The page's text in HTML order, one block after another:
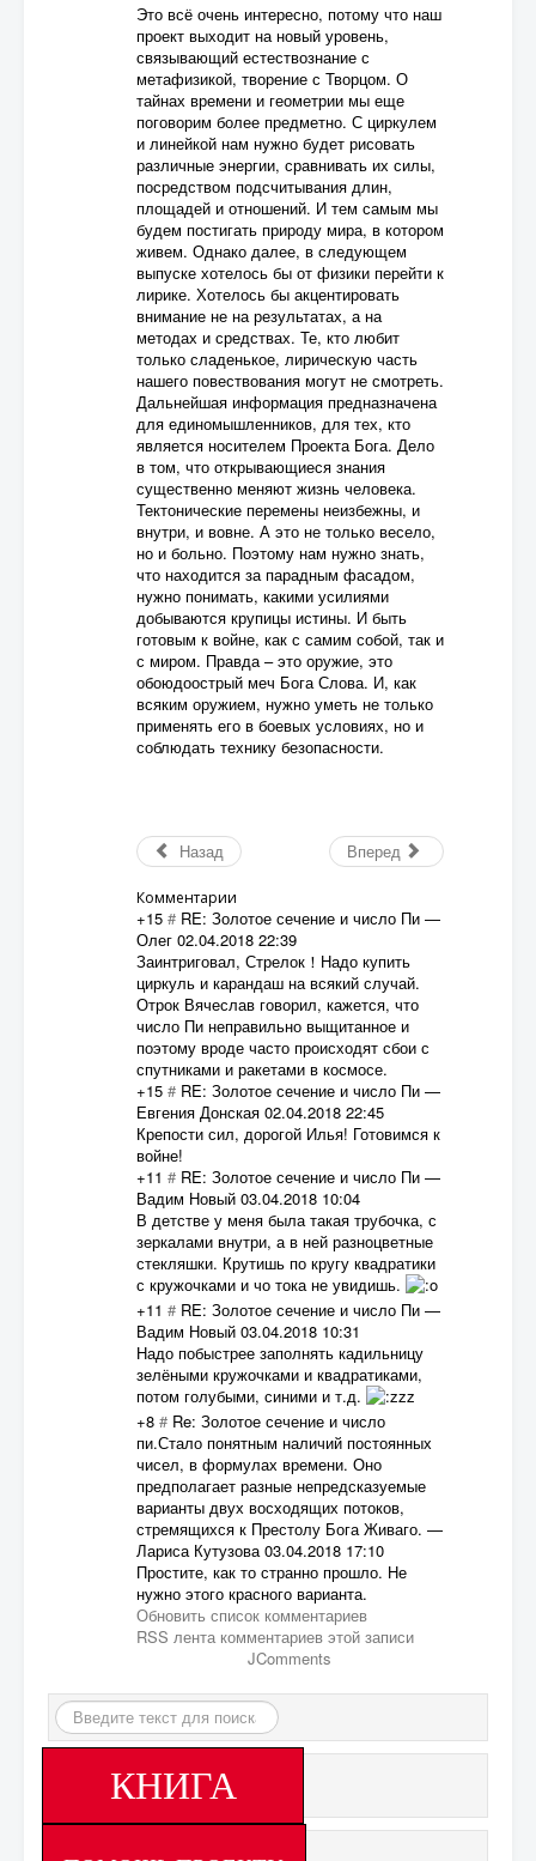
Это всё очень интересно, потому что наш
проект выходит на новый уровень,
связывающий естествознание с
метафизикой, творение с Творцом. О
тайнах времени и геометрии мы еще
поговорим более предметно. С циркулем
и линейкой нам нужно будет рисовать
различные энергии, сравнивать их силы,
посредством подсчитывания длин,
площадей и отношений. И тем самым мы
будем постигать природу мира, в котором
живем. Однако далее, в следующем
выпуске хотелось бы от физики перейти к
лирике. Хотелось бы акцентировать
внимание не на результатах, а на
методах и средствах. Те, кто любит
только сладенькое, лирическую часть
нашего повествования могут не смотреть.
Дальнейшая информация предназначена
для единомышленников, для тех, кто
является носителем Проекта Бога. Дело
в том, что открывающиеся знания
существенно меняют жизнь человека.
Тектонические перемены неизбежны, и
внутри, и вовне. А это не только весело,
но и больно. Поэтому нам нужно знать,
что находится за парадным фасадом,
нужно понимать, какими усилиями
добываются крупицы истины. И быть
готовым к войне, как с самим собой, так и
с миром. Правда – это оружие, это
обоюдоострый меч Бога Слова. И, как
всяким оружием, нужно уметь не только
применять его в боевых условиях, но и
соблюдать технику безопасности.
Назад Вперед
Комментарии
+15 # RE: Золотое сечение и число Пи—
Олег 02.04.2018 22:39
Заинтриговал, Стрелок！Надо купить
циркуль и карандаш на всякий случай.
Отрок Вячеслав говорил, кажется, что
число Пи неправильно выщитанное и
поэтому вроде часто происходят сбои с
спутниками и ракетами в космосе.
+15 # RE: Золотое сечение и число Пи—
Евгения Донская 02.04.2018 22:45
Крепости сил, дорогой Илья! Готовимся к
войне!
+11 # RE: Золотое сечение и число Пи—
Вадим Новый 03.04.2018 10:04
В детстве у меня была такая трубочка, с
зеркалами внутри, а в ней разноцветные
стекляшки. Крутишь по кругу квадратики
с кружочками и чо тока не увидишь.
+11 # RE: Золотое сечение и число Пи—
Вадим Новый 03.04.2018 10:31
Надо побыстрее заполнять кадильницу
зелёными кружочками и квадратиками,
потом голубыми, синими и т.д.
+8 # Re: Золотое сечение и число
пи.Стало понятным наличий постоянных
чисел, в формулах времени. Оно
предполагает разные непредсказуемые
варианты двух восходящих потоков,
стремящихся к Престолу Бога Живаго. —
Лариса Кутузова 03.04.2018 17:10
Простите, как то странно прошло. Не
нужно этого красного варианта.
Обновить список комментариев
RSS лента комментариев этой записи
JComments
Искать...
КНИГА